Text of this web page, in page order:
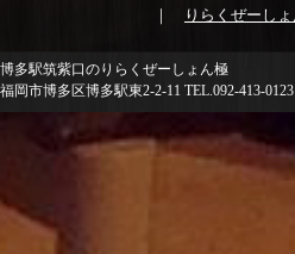
｜ りらくぜーし
博多駅筑紫口のりらくぜーしょん極
福岡市博多区博多駅東2-2-11 TEL.092-413-0123